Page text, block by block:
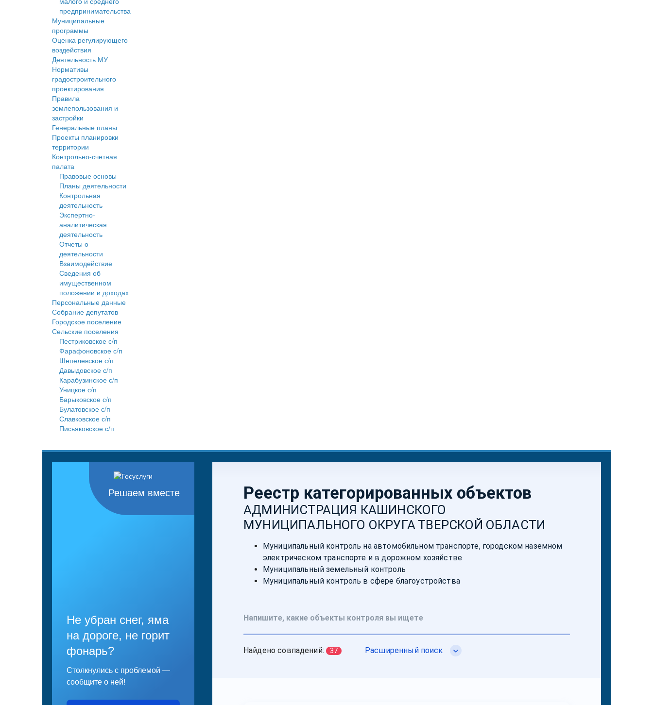
предпринимательства
Муниципальные
программы
Оценка регулирующего
воздействия
Деятельность МУ
Нормативы
градостроительного
проектирования
Правила
землепользования и
застройки
Генеральные планы
Проекты планировки
территории
Контрольно-счетная
палата
Правовые основы
Планы деятельности
Контрольная
деятельность
Экспертно-
аналитическая
деятельность
Отчеты о
деятельности
Взаимодействие
Сведения об
имущественном
положении и доходах
Персональные данные
Собрание депутатов
Городское поселение
Сельские поселения
Пестриковское с/п
Фарафоновское с/п
Шепелевское с/п
Давыдовское с/п
Карабузинское с/п
Уницкое с/п
Барыковское с/п
Булатовское с/п
Славковское с/п
Письяковское с/п
Решаем вместе
Не убран снег, яма
на дороге, не горит
фонарь?
Столкнулись с проблемой —
сообщите о ней!